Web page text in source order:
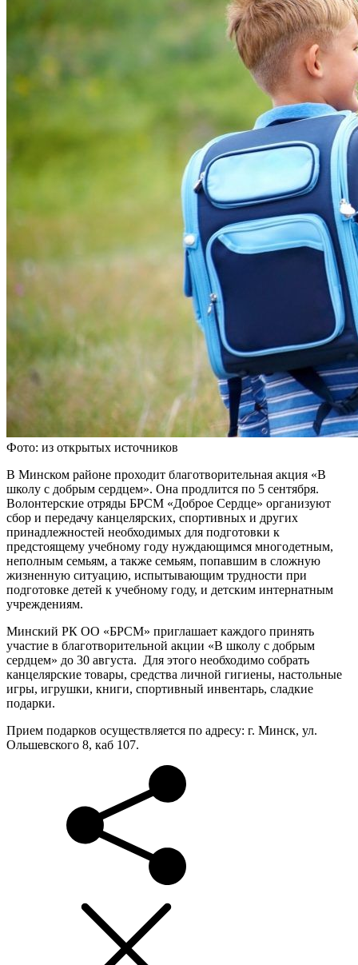
Фото: из открытых источников
В Минском районе проходит благотворительная акция «В
школу с добрым сердцем». Она продлится по 5 сентября.
Волонтерские отряды БРСМ «Доброе Сердце» организуют
сбор и передачу канцелярских, спортивных и других
принадлежностей необходимых для подготовки к
предстоящему учебному году нуждающимся многодетным,
неполным семьям, а также семьям, попавшим в сложную
жизненную ситуацию, испытывающим трудности при
подготовке детей к учебному году, и детским интернатным
учреждениям.
Минский РК ОО «БРСМ» приглашает каждого принять
участие в благотворительной акции «В школу с добрым
сердцем» до 30 августа. Для этого необходимо собрать
канцелярские товары, средства личной гигиены, настольные
игры, игрушки, книги, спортивный инвентарь, сладкие
подарки.
Прием подарков осуществляется по адресу: г. Минск, ул.
Ольшевского 8, каб 107.